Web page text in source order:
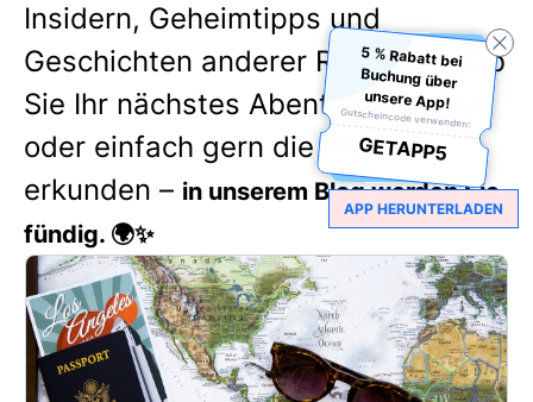
Insidern, Geheimtipps und
Geschichten anderer Reisender. Ob
Sie Ihr nächstes Abenteuer planen
oder einfach gern die Welt
erkunden – in unserem Blog werden Sie
fündig. 🌍✨
5 % Rabatt bei
Buchung über
unsere App!
Gutscheincode verwenden:
GETAPP5
APP HERUNTERLADEN